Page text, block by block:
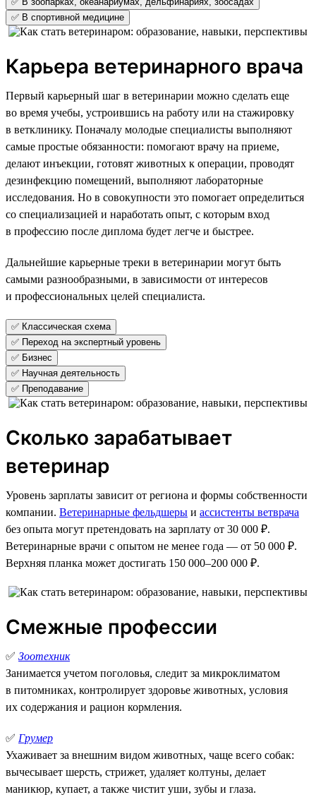
✅ В спортивной медицине
Карьера ветеринарного врача
Первый карьерный шаг в ветеринарии можно сделать еще
во время учебы, устроившись на работу или на стажировку
в ветклинику. Поначалу молодые специалисты выполняют
самые простые обязанности: помогают врачу на приеме,
делают инъекции, готовят животных к операции, проводят
дезинфекцию помещений, выполняют лабораторные
исследования. Но в совокупности это помогает определиться
со специализацией и наработать опыт, с которым вход
в профессию после диплома будет легче и быстрее.
Дальнейшие карьерные треки в ветеринарии могут быть
самыми разнообразными, в зависимости от интересов
и профессиональных целей специалиста.
✅ Классическая схема
✅ Переход на экспертный уровень
✅ Бизнес
✅ Научная деятельность
✅ Преподавание
Сколько зарабатывает
ветеринар
Уровень зарплаты зависит от региона и формы собственности
компании. Ветеринарные фельдшеры и ассистенты ветврача
без опыта могут претендовать на зарплату от 30 000 ₽.
Ветеринарные врачи с опытом не менее года — от 50 000 ₽.
Верхняя планка может достигать 150 000–200 000 ₽.
Смежные профессии
✅ Зоотехник
Занимается учетом поголовья, следит за микроклиматом
в питомниках, контролирует здоровье животных, условия
их содержания и рацион кормления.
✅ Грумер
Ухаживает за внешним видом животных, чаще всего собак:
вычесывает шерсть, стрижет, удаляет колтуны, делает
маникюр, купает, а также чистит уши, зубы и глаза.